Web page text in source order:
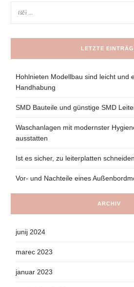
LETZTE
Hohlnieten Modellbau sind leicht und
Handhabung
SMD Bauteile und günstige SMD
Waschanlagen mit modernster
ausstatten
Ist es sicher, zu leiterplatten
Vor- und Nachteile eines
ARCHIV
junij 2024
marec 2023
januar 2023